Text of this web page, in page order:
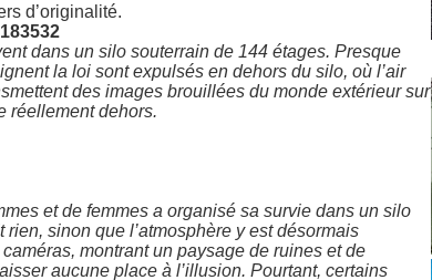
d’originalité.
dans un silo souterrain de 144 étages. Presque
la loi sont expulsés en dehors du silo, où l’air
des images brouillées du monde extérieur sur
réellement dehors.
et de femmes a organisé sa survie dans un silo
sinon que l’atmosphère y est désormais
montrant un paysage de ruines et de
aucune place à l’illusion. Pourtant, certains